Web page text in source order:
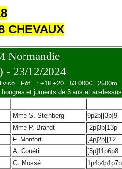
CHEVAUX
Normandie
- 23/12/2024
- Réf. : +18 +20 - 53 000€ - 2500m
et juments de 3 ans et au-dessus
Mme S. Steinberg
9p2p[[3p]9
Mme P. Brandt
[2p]3p[13p
F. Monfort
[4p]2p[[12
A. Couétil
[5p]11p6p8
G. Mossé
1p4p4p1p7p